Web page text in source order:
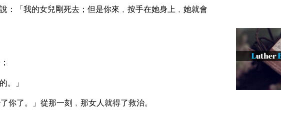
「我的女兒剛死去；但是你來﹐按手在她身上﹐她就會
。」
了。」從那一刻﹐那女人就得了救治。